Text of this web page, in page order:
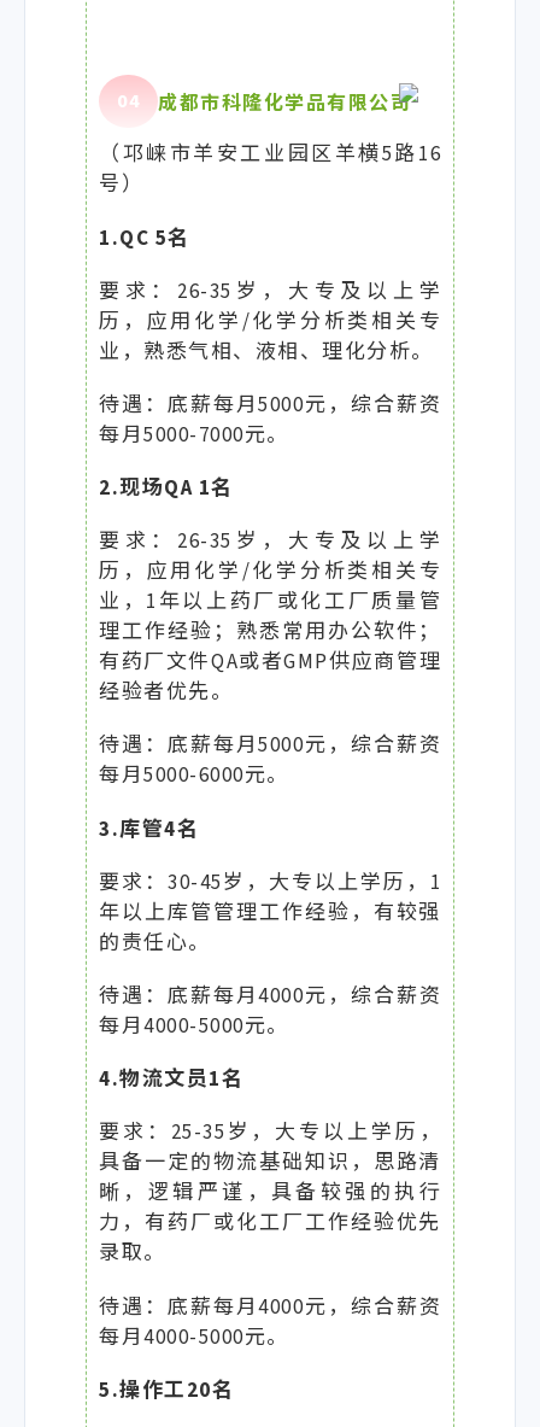
04 成都市科隆化学品有限公司
（邛崃市羊安工业园区羊横5路16
号）
1.QC 5名
要求：26-35岁，大专及以上学
历，应用化学/化学分析类相关专
业，熟悉气相、液相、理化分析。
待遇：底薪每月5000元，综合薪资
每月5000-7000元。
2.现场QA 1名
要求：26-35岁，大专及以上学
历，应用化学/化学分析类相关专
业，1年以上药厂或化工厂质量管
理工作经验；熟悉常用办公软件；
有药厂文件QA或者GMP供应商管理
经验者优先。
待遇：底薪每月5000元，综合薪资
每月5000-6000元。
3.库管4名
要求：30-45岁，大专以上学历，1
年以上库管管理工作经验，有较强
的责任心。
待遇：底薪每月4000元，综合薪资
每月4000-5000元。
4.物流文员1名
要求：25-35岁，大专以上学历，
具备一定的物流基础知识，思路清
晰，逻辑严谨，具备较强的执行
力，有药厂或化工厂工作经验优先
录取。
待遇：底薪每月4000元，综合薪资
每月4000-5000元。
5.操作工20名